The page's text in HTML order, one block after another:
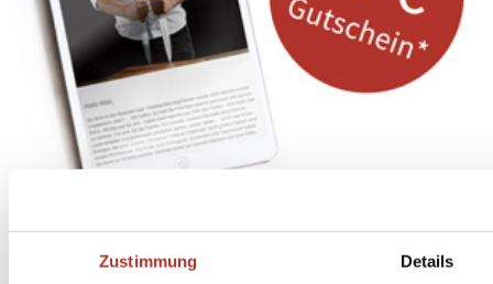
Zustimmung Details
den Butch Newsletter